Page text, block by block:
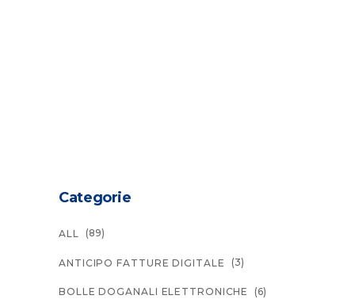
Categorie
ALL (89)
ANTICIPO FATTURE DIGITALE (3)
BOLLE DOGANALI ELETTRONICHE (6)